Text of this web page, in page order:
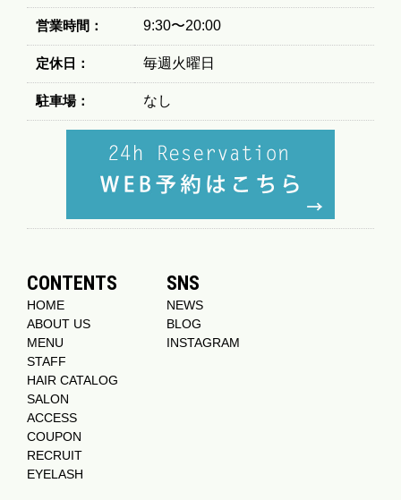
営業時間： 9:30〜20:00
定休日： 毎週火曜日
駐車場： なし
CONTENTS
HOME
ABOUT US
MENU
STAFF
HAIR CATALOG
SALON
ACCESS
COUPON
RECRUIT
EYELASH
SNS
NEWS
BLOG
INSTAGRAM